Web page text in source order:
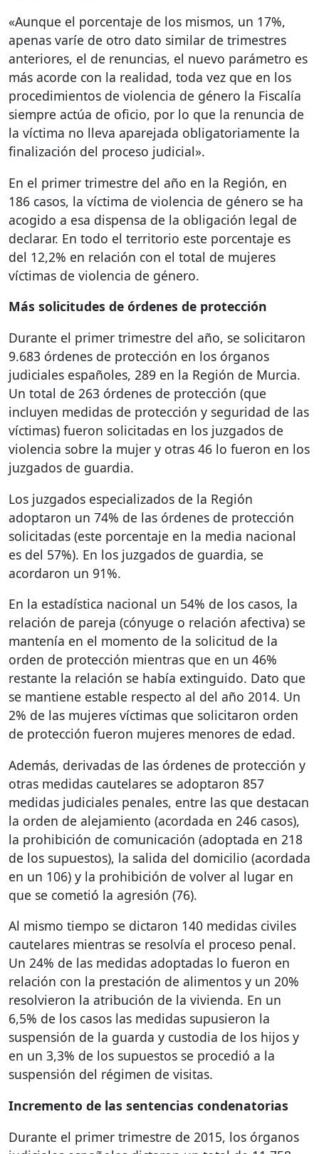
«Aunque el porcentaje de los mismos, un 17%,
apenas varíe de otro dato similar de trimestres
anteriores, el de renuncias, el nuevo parámetro es
más acorde con la realidad, toda vez que en los
procedimientos de violencia de género la Fiscalía
siempre actúa de oficio, por lo que la renuncia de
la víctima no lleva aparejada obligatoriamente la
finalización del proceso judicial».
En el primer trimestre del año en la Región, en
186 casos, la víctima de violencia de género se ha
acogido a esa dispensa de la obligación legal de
declarar. En todo el territorio este porcentaje es
del 12,2% en relación con el total de mujeres
víctimas de violencia de género.
Más solicitudes de órdenes de protección
Durante el primer trimestre del año, se solicitaron
9.683 órdenes de protección en los órganos
judiciales españoles, 289 en la Región de Murcia.
Un total de 263 órdenes de protección (que
incluyen medidas de protección y seguridad de las
víctimas) fueron solicitadas en los juzgados de
violencia sobre la mujer y otras 46 lo fueron en los
juzgados de guardia.
Los juzgados especializados de la Región
adoptaron un 74% de las órdenes de protección
solicitadas (este porcentaje en la media nacional
es del 57%). En los juzgados de guardia, se
acordaron un 91%.
En la estadística nacional un 54% de los casos, la
relación de pareja (cónyuge o relación afectiva) se
mantenía en el momento de la solicitud de la
orden de protección mientras que en un 46%
restante la relación se había extinguido. Dato que
se mantiene estable respecto al del año 2014. Un
2% de las mujeres víctimas que solicitaron orden
de protección fueron mujeres menores de edad.
Además, derivadas de las órdenes de protección y
otras medidas cautelares se adoptaron 857
medidas judiciales penales, entre las que destacan
la orden de alejamiento (acordada en 246 casos),
la prohibición de comunicación (adoptada en 218
de los supuestos), la salida del domicilio (acordada
en un 106) y la prohibición de volver al lugar en
que se cometió la agresión (76).
Al mismo tiempo se dictaron 140 medidas civiles
cautelares mientras se resolvía el proceso penal.
Un 24% de las medidas adoptadas lo fueron en
relación con la prestación de alimentos y un 20%
resolvieron la atribución de la vivienda. En un
6,5% de los casos las medidas supusieron la
suspensión de la guarda y custodia de los hijos y
en un 3,3% de los supuestos se procedió a la
suspensión del régimen de visitas.
Incremento de las sentencias condenatorias
Durante el primer trimestre de 2015, los órganos